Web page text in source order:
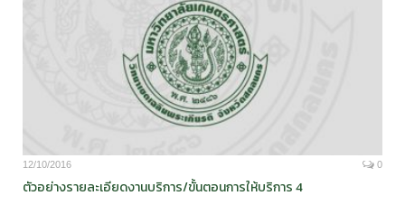
12/10/2016 0
ตัวอย่างรายละเอียดงานบริการ/ขั้นตอนการให้บริการ 4